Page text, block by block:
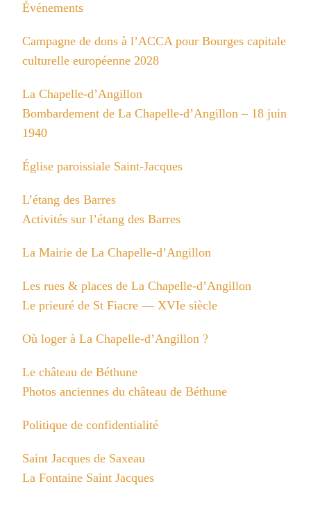
Événements
Campagne de dons à l’ACCA pour Bourges capitale
culturelle européenne 2028
La Chapelle-d’Angillon
Bombardement de La Chapelle-d’Angillon – 18 juin
1940
Église paroissiale Saint-Jacques
L’étang des Barres
Activités sur l’étang des Barres
La Mairie de La Chapelle-d’Angillon
Les rues & places de La Chapelle-d’Angillon
Le prieuré de St Fiacre — XVIe siècle
Où loger à La Chapelle-d’Angillon ?
Le château de Béthune
Photos anciennes du château de Béthune
Politique de confidentialité
Saint Jacques de Saxeau
La Fontaine Saint Jacques